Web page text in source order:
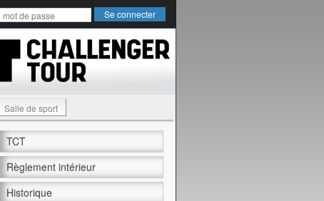
Salle de sport
TCT
Règlement intérieur
Historique